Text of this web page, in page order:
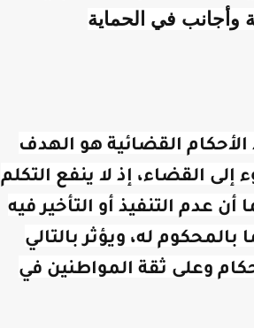
وأجانب في الحماية
الأحكام القضائية هو الهدف
إلى القضاء، إذ لا ينفع التكلم
أن عدم التنفيذ أو التأخير فيه
له، ويؤثر بالتالي
وعلى ثقة المواطنين في